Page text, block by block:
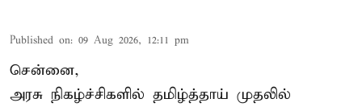
Published on: 09 Aug 2026, 12:11 pm
சென்னை,
அரசு நிகழ்ச்சிகளில் தமிழ்த்தாய் முதலில்